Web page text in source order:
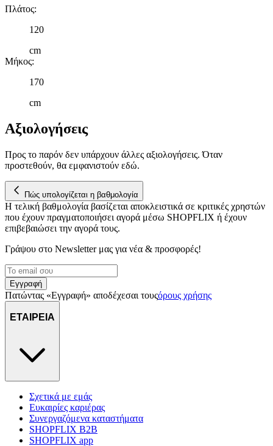
Πλάτος:
120
cm
Μήκος:
170
cm
Αξιολογήσεις
Προς το παρόν δεν υπάρχουν άλλες αξιολογήσεις. Όταν
προστεθούν, θα εμφανιστούν εδώ.
Πώς υπολογίζεται η βαθμολογία
Η τελική βαθμολογία βασίζεται αποκλειστικά σε κριτικές χρηστών
που έχουν πραγματοποιήσει αγορά μέσω SHOPFLIX ή έχουν
επιβεβαιώσει την αγορά τους.
Γράψου στο Νewsletter μας για νέα & προσφορές!
Εγγραφή
Πατώντας «Εγγραφή» αποδέχεσαι τουςόρους χρήσης
ΕΤΑΙΡΕΙΑ
Σχετικά με εμάς
Ευκαιρίες καριέρας
Συνεργαζόμενα καταστήματα
SHOPFLIX B2B
SHOPFLIX app